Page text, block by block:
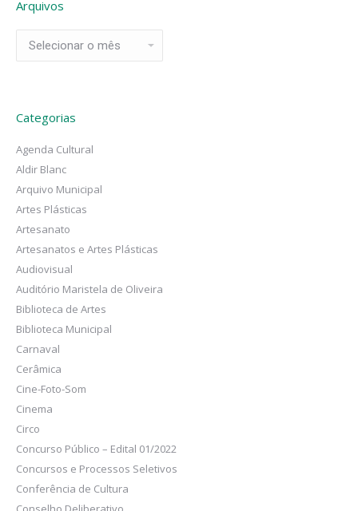
Arquivos
Categorias
Agenda Cultural
Aldir Blanc
Arquivo Municipal
Artes Plásticas
Artesanato
Artesanatos e Artes Plásticas
Audiovisual
Auditório Maristela de Oliveira
Biblioteca de Artes
Biblioteca Municipal
Carnaval
Cerâmica
Cine-Foto-Som
Cinema
Circo
Concurso Público – Edital 01/2022
Concursos e Processos Seletivos
Conferência de Cultura